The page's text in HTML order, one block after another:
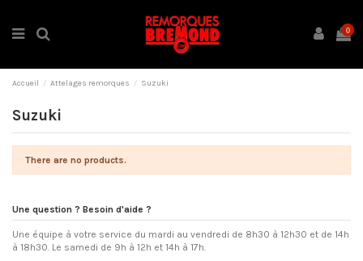
0
Accueil Attelages remorques Suzuki
Suzuki
There are no products.
Une question ? Besoin d'aide ?
Une équipe à votre service du mardi au vendredi de 8h30 à 12h30 et de 14h
à 18h30. Le samedi de 9h à 12h et 14h à 17h.